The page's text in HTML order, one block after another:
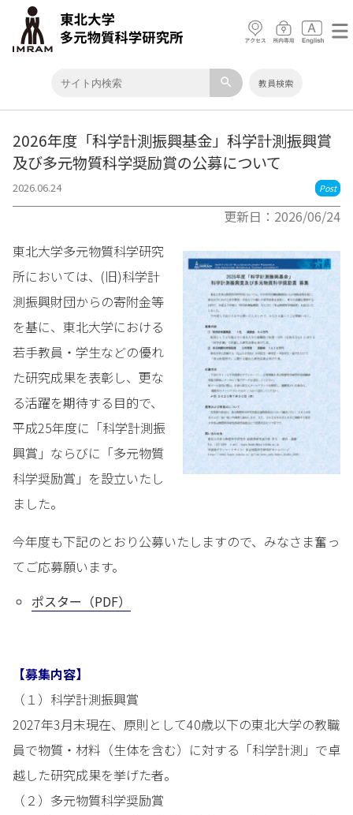
search 教員検索
2026年度「科学計測振興基金」科学計測振興賞
及び多元物質科学奨励賞の公募について
2026.06.24 Post
更新日：2026/06/24
東北大学多元物質科学研究
所においては、(旧)科学計
測振興財団からの寄附金等
を基に、東北大学における
若手教員・学生などの優れ
た研究成果を表彰し、更な
る活躍を期待する目的で、
平成25年度に「科学計測振
興賞」ならびに「多元物質
科学奨励賞」を設立いたし
ました。
今年度も下記のとおり公募いたしますので、みなさま奮っ
てご応募願います。
ポスター（PDF）
【募集内容】
（１）科学計測振興賞
2027年3月末現在、原則として40歳以下の東北大学の教職
員で物質・材料（生体を含む）に対する「科学計測」で卓
越した研究成果を挙げた者。
（２）多元物質科学奨励賞